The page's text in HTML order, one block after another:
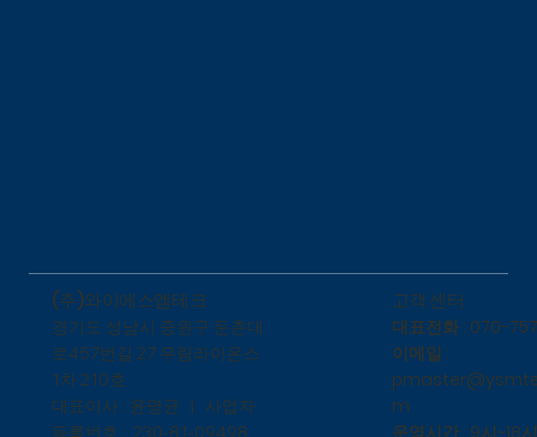
(주)와이에스엠테크
​경기도 성남시 중원구 둔촌대
로457번길 27 우림라이온스
1차 210호
대표이사 : 윤명균 | 사업자
등록번호 : 230-81-09498
​고객 센터
대표전화 : 070-
이메일 :
m
운영시간 : 9시~18